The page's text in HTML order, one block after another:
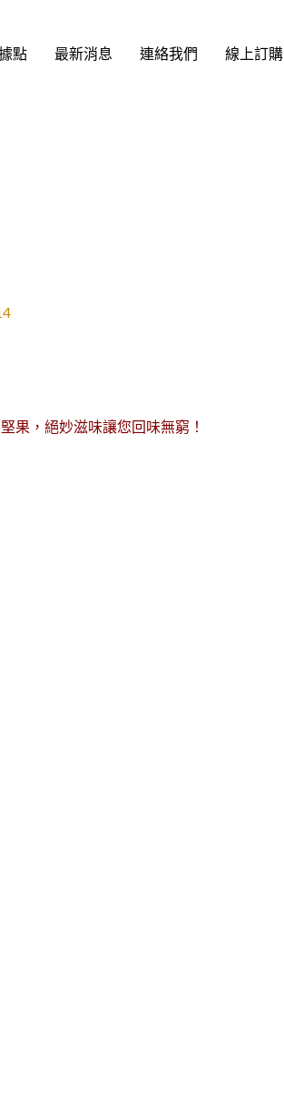
點 最新消息 連絡我們 線上訂購
果，絕妙滋味讓您回味無窮！